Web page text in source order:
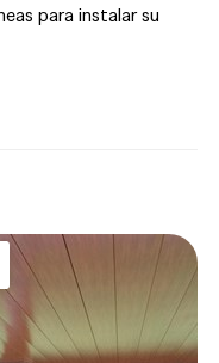
para instalar su